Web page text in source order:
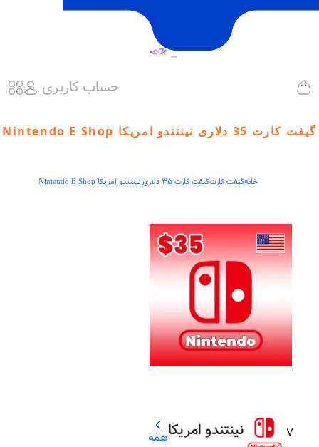
حساب کاربری
گیفت کارت 35 دلاری نینتندو امریکا Nintendo E Shop
خانهگیفت کارتگیفت کارت 35 دلاری نینتندو امریکا Nintendo E Shop
7 نینتندو امریکاهمه